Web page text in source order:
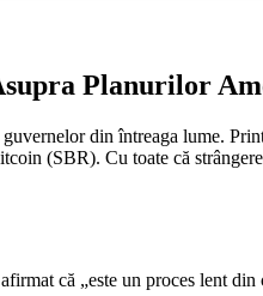
Planurilor
din întreaga lume.
(SBR). Cu toate că
că „este un proces lent